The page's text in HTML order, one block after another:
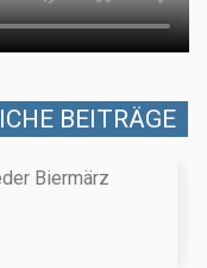
BEITRÄGE
Biermärz